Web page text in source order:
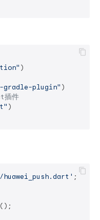
)
plugin" )
插件
)
huawei_push.dart' ;